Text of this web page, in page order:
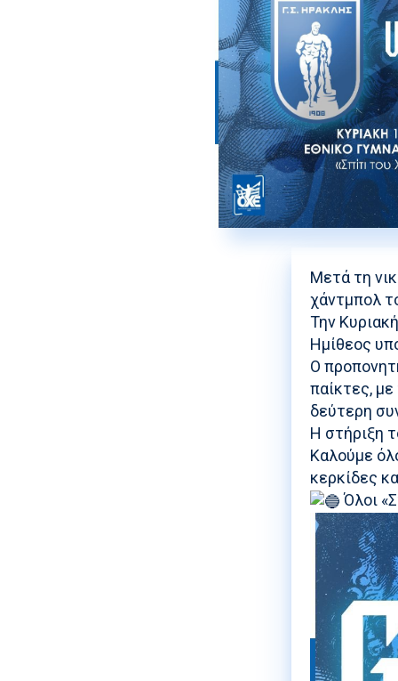
Μετά τη
χάντμπολ
Την
Ημίθεος
Ο
παίκτες,
δεύτερη
Η στήριξη
Καλούμε
κερκίδες
Όλοι